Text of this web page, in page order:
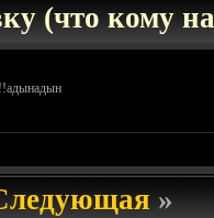
(что кому
»